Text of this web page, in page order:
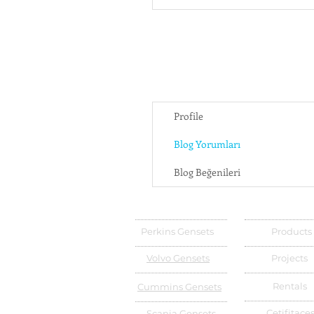
Profile
Blog Yorumları
Blog Beğenileri
Perkins Gensets
Volvo Gensets
Cummins Gensets
Products
Projects
Rentals